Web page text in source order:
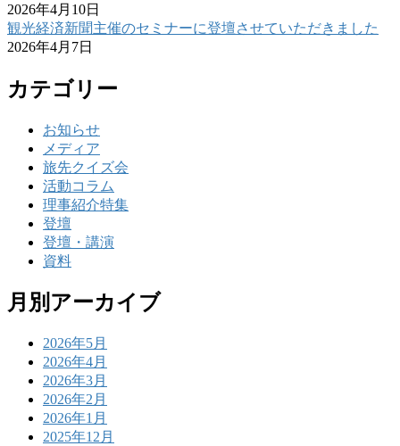
2026年4月10日
観光経済新聞主催のセミナーに登壇させていただきました
2026年4月7日
カテゴリー
お知らせ
メディア
旅先クイズ会
活動コラム
理事紹介特集
登壇
登壇・講演
資料
月別アーカイブ
2026年5月
2026年4月
2026年3月
2026年2月
2026年1月
2025年12月